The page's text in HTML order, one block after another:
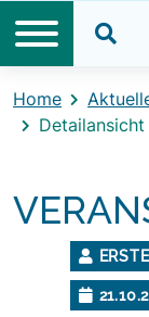
Home